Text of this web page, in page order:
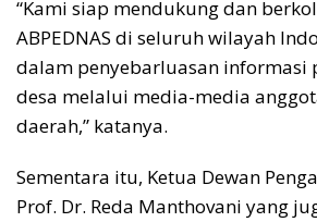
“Kami siap mendukung dan
ABPEDNAS di seluruh wilayah
dalam penyebarluasan informasi
desa melalui media-media
daerah,” katanya.
Sementara itu, Ketua Dewan
Prof. Dr. Reda Manthovani yang